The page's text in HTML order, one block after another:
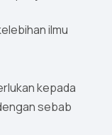
ilmu
kepada
sebab